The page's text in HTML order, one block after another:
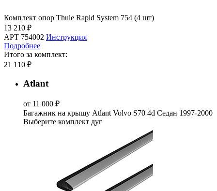
Комплект опор Thule Rapid System 754 (4 шт)
13 210 ₽
АРТ 754002 Инструкция
Подробнее
Итого за комплект:
21 110 ₽
Atlant
от 11 000 ₽
Багажник на крышу Atlant Volvo S70 4d Седан 1997-2000
Выберите комплект дуг